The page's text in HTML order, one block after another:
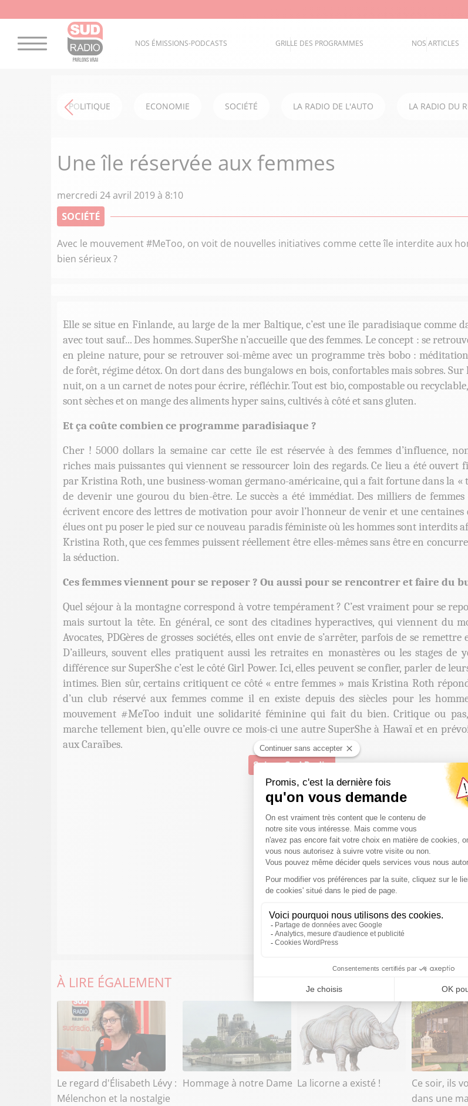
NOS ÉMISSIONS-PODCASTS GRILLE DES PROGRAMMES NOS ARTICLES
POLITIQUE ECONOMIE SOCIÉTÉ LA RADIO DE L'AUTO LA RADIO DU
Une île réservée aux femmes
mercredi 24 avril 2019 à 8:10
SOCIÉTÉ
Avec le mouvement #MeToo, on voit de nouvelles initiatives comme cette île interdite aux
bien sérieux ?
Elle se situe en Finlande, au large de la mer Baltique, c’est une île paradisiaque comme
avec tout sauf... Des hommes. SuperShe n’accueille que des femmes. Le concept : se
en pleine nature, pour se retrouver soi-même avec un programme très bobo :
de forêt, régime détox. On dort dans des bungalows en bois, confortables mais sobres. Sur
nuit, on a un carnet de notes pour écrire, réfléchir. Tout est bio, compostable ou
sont sèches et on mange des aliments hyper sains, cultivés à côté et sans gluten.
Et ça coûte combien ce programme paradisiaque ?
Cher ! 5000 dollars la semaine car cette île est réservée à des femmes d’influence,
riches mais puissantes qui viennent se ressourcer loin des regards. Ce lieu a été ouvert
par Kristina Roth, une business-woman germano-américaine, qui a fait fortune dans la «
de devenir une gourou du bien-être. Le succès a été immédiat. Des milliers de
écrivent encore des lettres de motivation pour avoir l’honneur de venir et une centaines
élues ont pu poser le pied sur ce nouveau paradis féministe où les hommes sont interdits
Kristina Roth, que ces femmes puissent réellement être elles-mêmes sans être en
la séduction.
Ces femmes viennent pour se reposer ? Ou aussi pour se rencontrer et faire du
Quel séjour à la montagne correspond à votre tempérament ? C’est vraiment pour se
mais surtout la tête. En général, ce sont des citadines hyperactives, qui viennent du
Avocates, PDGères de grosses sociétés, elles ont envie de s’arrêter, parfois de se remettre
D’ailleurs, souvent elles pratiquent aussi les retraites en monastères ou les stages de
différence sur SuperShe c’est le côté Girl Power. Ici, elles peuvent se confier, parler de
intimes. Bien sûr, certains critiquent ce côté « entre femmes » mais Kristina Roth
d’un club réservé aux femmes comme il en existe depuis des siècles pour les
mouvement #MeToo induit une solidarité féminine qui fait du bien. Critique ou
marche tellement bien, qu’elle ouvre ce mois-ci une autre SuperShe à Hawaï et en
aux Caraïbes.
Suivre Sud Radio
À LIRE ÉGALEMENT
Le regard d'Élisabeth Lévy :
Mélenchon et la nostalgie
Hommage à notre Dame La licorne a existé !
Ce soir, ils
dans une